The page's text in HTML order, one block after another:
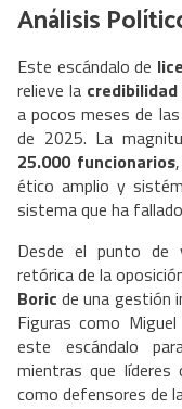
Análisis
Este escándalo de
relieve la
a pocos meses de
de 2025. La
25.000 funcionarios
ético amplio y
sistema que ha
Desde el punto
retórica de la
Boric de una gestión
Figuras como
este escándalo
mientras que líderes
como defensores de